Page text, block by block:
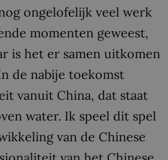
ongelofelijk veel werk
momenten geweest,
is het er samen uitkomen
de nabije toekomst
vanuit China, dat staat
water. Ik speel dit spel
van de Chinese